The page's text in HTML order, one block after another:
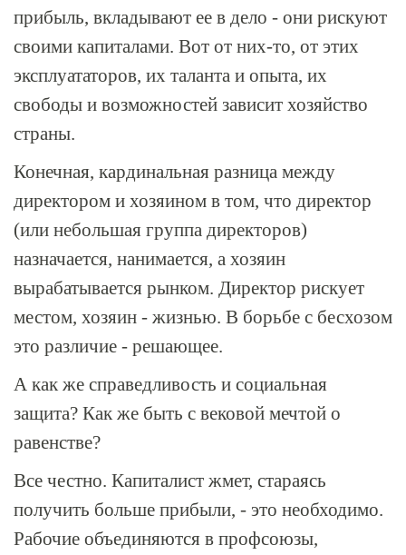
прибыль, вкладывают ее в дело - они рискуют
своими капиталами. Вот от них-то, от этих
эксплуататоров, их таланта и опыта, их
свободы и возможностей зависит хозяйство
страны.
Конечная, кардинальная разница между
директором и хозяином в том, что директор
(или небольшая группа директоров)
назначается, нанимается, а хозяин
вырабатывается рынком. Директор рискует
местом, хозяин - жизнью. В борьбе с бесхозом
это различие - решающее.
А как же справедливость и социальная
защита? Как же быть с вековой мечтой о
равенстве?
Все честно. Капиталист жмет, стараясь
получить больше прибыли, - это необходимо.
Рабочие объединяются в профсоюзы,